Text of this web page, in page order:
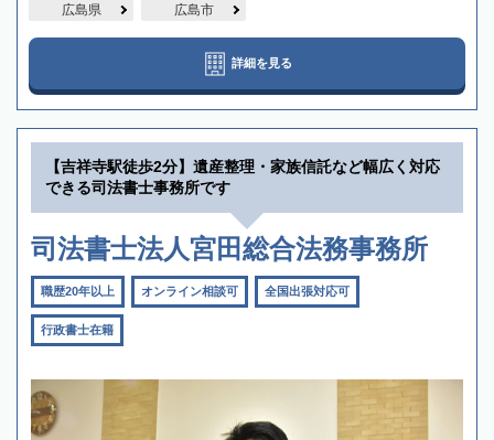
広島県 広島市
詳細を見る
【吉祥寺駅徒歩2分】遺産整理・家族信託など幅広く対応
できる司法書士事務所です
司法書士法人宮田総合法務事務所
職歴20年以上 オンライン相談可 全国出張対応可
行政書士在籍